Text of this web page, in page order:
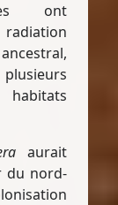
ont
habitats
aurait
du nord-